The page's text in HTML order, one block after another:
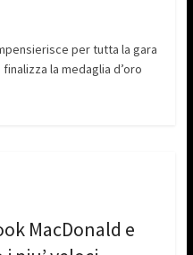
per tutta la gara
la medaglia d’oro
MacDonald e